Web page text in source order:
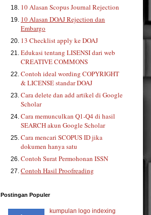
10 Alasan Scopus Journal Rejection
10 Alasan DOAJ Rejection dan
Embargo
13 Checklist apply ke DOAJ
Edukasi tentang LISENSI dari web
CREATIVE COMMONS
Contoh ideal wording COPYRIGHT
& LICENSE standar DOAJ
Cara delete dan add artikel di Google
Scholar
Cara memunculkan Q1-Q4 di hasil
SEARCH akun Google Scholar
Cara mencari SCOPUS ID jika
dokumen hanya satu
Contoh Surat Permohonan ISSN
Contoh Hasil Proofreading
Postingan Populer
kumpulan logo indexing